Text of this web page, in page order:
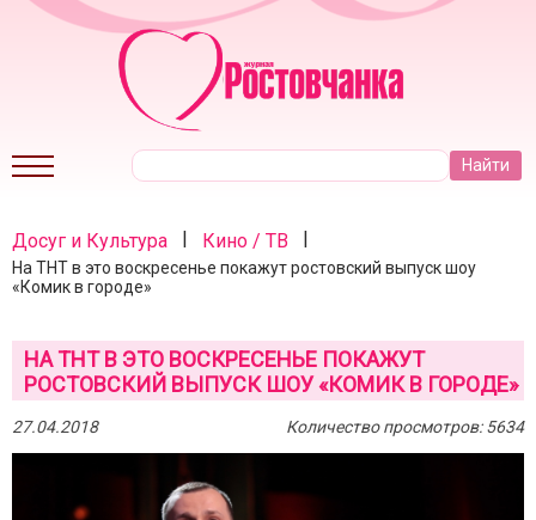
Досуг и Культура | Кино / ТВ |
На ТНТ в это воскресенье покажут ростовский выпуск шоу
«Комик в городе»
НА ТНТ В ЭТО ВОСКРЕСЕНЬЕ ПОКАЖУТ
РОСТОВСКИЙ ВЫПУСК ШОУ «КОМИК В ГОРОДЕ»
27.04.2018 Количество просмотров: 5634